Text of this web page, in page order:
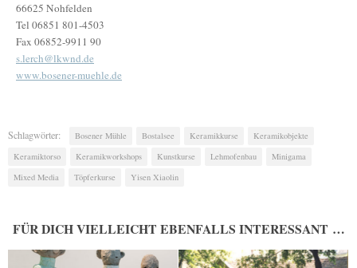
66625 Nohfelden
Tel 06851 801-4503
Fax 06852-9911 90
s.lerch@lkwnd.de
www.bosener-muehle.de
Schlagwörter: Bosener Mühle Bostalsee Keramikkurse
Keramikobjekte
Keramiktorso
Keramikworkshops Kunstkurse Lehmofenbau
Minigama
Mixed Media
Töpferkurse Yisen Xiaolin
FÜR DICH VIELLEICHT EBENFALLS INTERESSANT …